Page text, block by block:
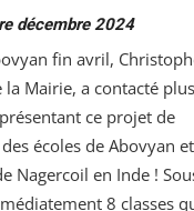
décembre 2024
fin avril,
la Mairie, a contacté
ce projet de
écoles de Abovyan
Nagercoil en Inde !
8 classes